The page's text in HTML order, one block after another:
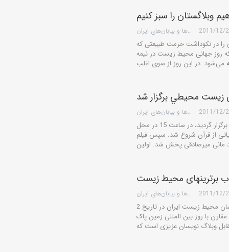
وبلاگستان را سبز کنیم
گروه کویرها و بیابان‌های ایران 2011/12/
آیین‌هایی را در نکوداشت حرمت طبیعتی که
می‌دارند. 36 سال است که روز جهانی محیط زیست در نیمه‌
زيست محيطي برگزار شد
گروه کویرها و بیابان‌های ایران 2011/12/
این هم ­اندیشی كه به همت مركز صلح و محیط زیست برگزار گردید، در ساعت 15 در محل
از قرآن شروع شد. سپس فیلم
برترینهای محیط زیست
گروه کویرها و بیابان‌های ایران 2011/12/
مرکز صلح و محیط زیست اعلام کرد همایش وبلاگ نویسان محیط زیست ایران در تاریخ 2
مقارن با روز بین المللی زمین پاک